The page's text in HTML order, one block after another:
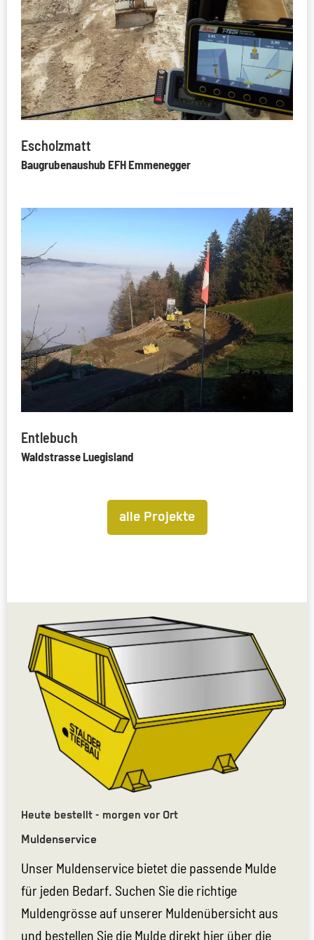
Escholzmatt
Baugrubenaushub EFH Emmenegger
Entlebuch
Waldstrasse Luegisland
alle Projekte
Heute bestellt - morgen vor Ort
Muldenservice
Unser Muldenservice bietet die passende Mulde
für jeden Bedarf. Suchen Sie die richtige
Muldengrösse auf unserer Muldenübersicht aus
und bestellen Sie die Mulde direkt hier über die